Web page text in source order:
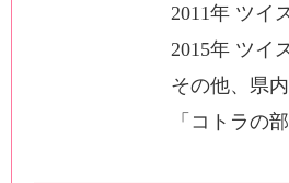
2011年 ツイ
2015年 ツイ
その他、県
「コトラの